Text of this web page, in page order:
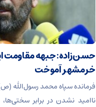
حسن‌زاده: جبهه مقاومت
خرمشهر آموخت
فرمانده سپاه محمد رسول‌الله
ناامید نشدن در برابر